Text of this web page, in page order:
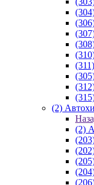
(2)
(2)